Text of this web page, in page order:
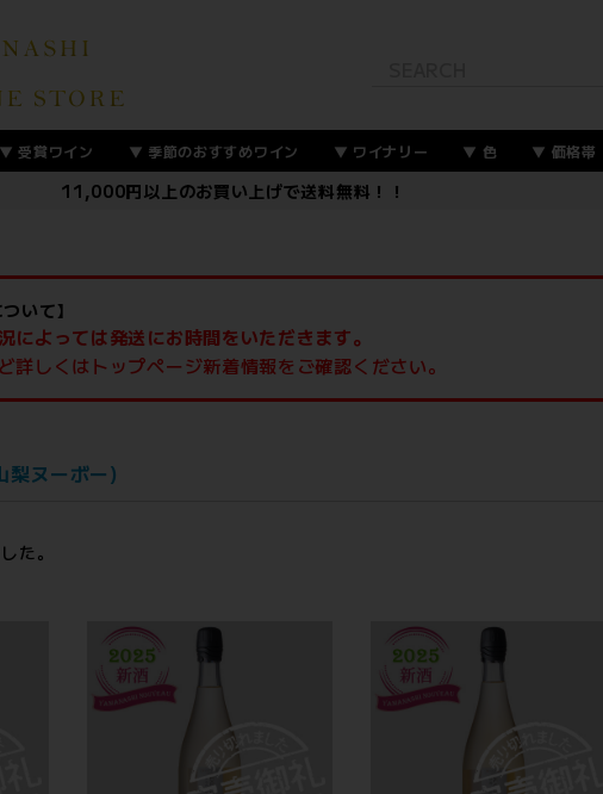
受賞ワイン 季節のおすすめワイン ワイナリー 色 価格帯
11,000円以上のお買い上げで送料無料！！
いて】
によっては発送にお時間をいただきます。
詳しくはトップページ新着情報をご確認ください。
梨ヌーボー)
た。